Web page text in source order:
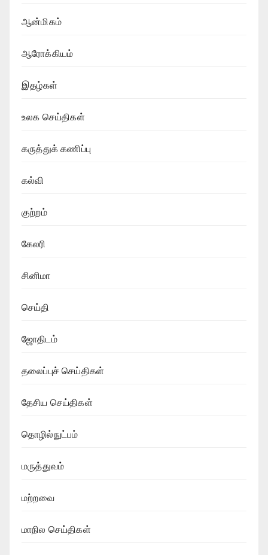
ஆன்மிகம்
ஆரோக்கியம்
இதழ்கள்
உலக செய்திகள்
கருத்துக் கணிப்பு
கல்வி
குற்றம்
கேலரி
சினிமா
செய்தி
ஜோதிடம்
தலைப்புச் செய்திகள்
தேசிய செய்திகள்
தொழில்நுட்பம்
மருத்துவம்
மற்றவை
மாநில செய்திகள்